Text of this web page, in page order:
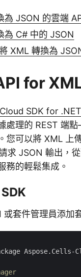
為 JSON 的雲端
為 C# 中的 JSON
XML 轉換為
for
SDK for .NET
處理的 REST 端
您可以將 XML 上
求 JSON 輸出，
務的輕鬆集成。
套件管理員添加
Aspose.Cells-